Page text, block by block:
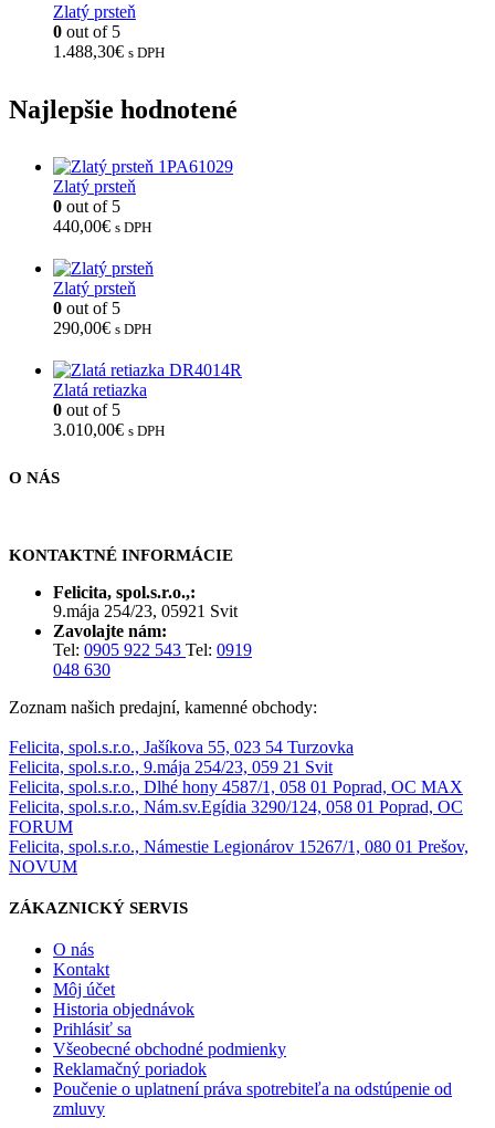
Zlatý prsteň
0 out of 5
1.488,30€ s DPH
Najlepšie hodnotené
Zlatý prsteň
0 out of 5
440,00€ s DPH
Zlatý prsteň
0 out of 5
290,00€ s DPH
Zlatá retiazka
0 out of 5
3.010,00€ s DPH
O NÁS
KONTAKTNÉ INFORMÁCIE
Felicita, spol.s.r.o.,:
9.mája 254/23, 05921 Svit
Zavolajte nám:
Tel: 0905 922 543 Tel: 0919
048 630
Zoznam našich predajní, kamenné obchody:
Felicita, spol.s.r.o., Jašíkova 55, 023 54 Turzovka
Felicita, spol.s.r.o., 9.mája 254/23, 059 21 Svit
Felicita, spol.s.r.o., Dlhé hony 4587/1, 058 01 Poprad, OC MAX
Felicita, spol.s.r.o., Nám.sv.Egídia 3290/124, 058 01 Poprad, OC
FORUM
Felicita, spol.s.r.o., Námestie Legionárov 15267/1, 080 01 Prešov,
NOVUM
ZÁKAZNICKÝ SERVIS
O nás
Kontakt
Môj účet
Historia objednávok
Prihlásiť sa
Všeobecné obchodné podmienky
Reklamačný poriadok
Poučenie o uplatnení práva spotrebiteľa na odstúpenie od
zmluvy